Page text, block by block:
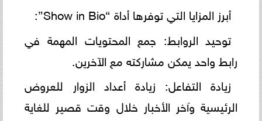
أبرز المزايا التي توفرها أداة “Show in Bio”:
توحيد الروابط: جمع المحتويات المهمة في
رابط واحد يمكن مشاركته مع الآخرين.
زيادة التفاعل: زيادة أعداد الزوار للعروض
الرئيسية وآخر الأخبار خلال وقت قصير للغاية